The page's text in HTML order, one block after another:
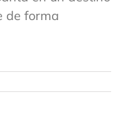
de forma